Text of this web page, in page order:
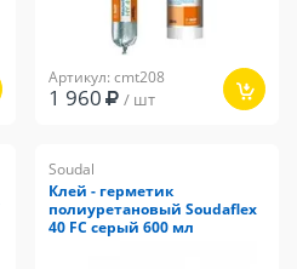
Артикул: cmt208
1 960 / шт
Soudal
Клей - герметик
полиуретановый Soudaflex
40 FС серый 600 мл